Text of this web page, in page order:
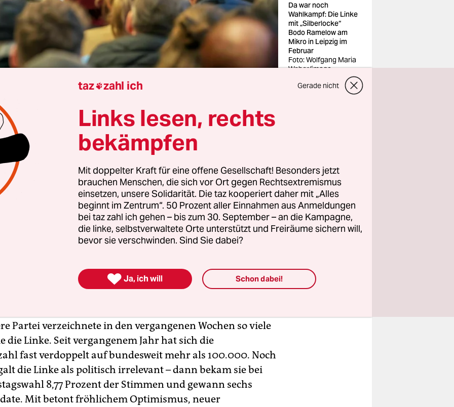
Da war noch
Wahlkampf: Die Linke
mit „Silberlocke“
Bodo Ramelow am
Mikro in Leipzig im
Februar
Foto: Wolfgang Maria
Weber/imago
Muschenich
Noel Kosmann kurz vor der Bundestagswahl ein Video
das mit dem Mitgliedsantrag bei der Linken läuft. Welche
Mitglieder haben, sich einzubringen? Die 23-Jährige
eine Ausbildung zur Heilpraktikerin, hat schon
Linke gewählt und findet die Ziele der Partei gut: niedrige
Preise, soziale Gerechtigkeit. Aber eine
„Irgendwie habe ich das gar nicht als Möglichkeit
etwas zu verändern, sich selbst im Kampf gegen den
zu engagieren, wie sie sagt. Prompt füllt Kosmann am
Partei verzeichnete in den vergangenen Wochen so viele
die Linke. Seit vergangenem Jahr hat sich die
fast verdoppelt auf bundesweit mehr als 100.000. Noch
die Linke als politisch irrelevant – dann bekam sie bei
8,77 Prozent der Stimmen und gewann sechs
Mit betont fröhlichem Optimismus, neuer
taz zahl ich Gerade nicht
Links lesen, rechts
bekämpfen
Mit doppelter Kraft für eine offene Gesellschaft! Besonders jetzt
brauchen Menschen, die sich vor Ort gegen Rechtsextremismus
einsetzen, unsere Solidarität. Die taz kooperiert daher mit „Alles
beginnt im Zentrum“. 50 Prozent aller Einnahmen aus Anmeldungen
bei taz zahl ich gehen – bis zum 30. September – an die Kampagne,
die linke, selbstverwaltete Orte unterstützt und Freiräume sichern will,
bevor sie verschwinden. Sind Sie dabei?
 Ja, ich will Schon dabei!